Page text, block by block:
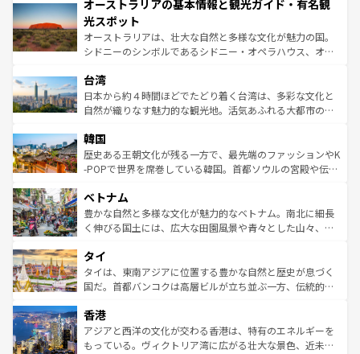
部のニューオーリンズでは、音楽と美食が融合した独特の
文化が魅力。旅行者はアメリカの各地域で異なる魅力を楽
しみながら、その多様性と豊かな歴史を感じることができ
るだろう。車でのロードトリップや列車の旅も、アメリカ
情報は
ワイ島は見逃せない。また、定番の観光地といえばオアフ
島だが、静かな自然を求めるならマウイ島やカウアイ島が
おすすめ。エメラルドグリーンに輝く海をはじめ、豊かな
文化や歴史が息づいている。「アロハスピリット」と呼ば
人々、おいしいローカルフードやハワイアンミュージッ
ク、伝統的なフラダンスなど、すべてがハワイの魅力を彩
っている。訪れるたびに新しい発見と感動が待っているハ
はコンテンツ一覧
オーストラリアの基本情報と観光ガイド・有名観
光スポット
オーストラリアは、壮大な自然と多様な文化が魅力の国。
シドニーのシンボルであるシドニー・オペラハウス、オー
リアリーフや大陸中央部にそびえるウルル（エアーズロッ
ク）、タスマニアの美しい原生林やケアンズの熱帯雨林な
ど、見どころがたくさん。また、カフェやワイン、オージ
いる。アクティビティも充実しており、サーフィンやダイ
ビング、ハイキングなど、アウトドア好きにはたまらな
い。オーストラリアの多彩な魅力を存分に味わいつくそ
参照してほしい。
台湾
日本から約４時間ほどでたどり着く台湾は、多彩な文化と
自然が織りなす魅力的な観光地。活気あふれる大都市の台
ン）、静ひつな山岳地帯である台湾東部など、都市の喧騒
と山間の静けさが共存しており、訪れる人に新しい発見と
驚きをもたらしてくれる。また、奥深い台湾の食文化も魅
容にもいいと評判のスイーツなど、バラエティ豊かな料理
が味わえる。 なお、新着の台湾情報は コンテンツ一覧を参
照してほしい。
韓国
歴史ある王朝文化が残る一方で、最先端のファッションやK
-POPで世界を席巻している韓国。首都ソウルの宮殿や伝統
き、地方に足を延ばせば四季折々の自然美を楽しむことが
できる。そして、キムチや焼肉、絶品のストリートフード
まで、さまざまな韓国料理が待っている。夜には、韓国な
リティに包まれながら、韓国の多彩な魅力を心ゆくまで味
わってみてほしい。 なお、新着の韓国情報はコンテンツ一
覧を参照してほしい。
ベトナム
豊かな自然と多様な文化が魅力的なベトナム。南北に細長
く伸びる国土には、広大な田園風景や青々とした山々、世
急速な発展と共に伝統が息づく。ハノイの古い町並みやホ
ーチミン市のフランス統治時代の建物も、独特の雰囲気を
醸し出している。また、バラエティの豊かさとおいしさで
とつ。フォーやバインミー、ベトナムコーヒーなどは、ぜ
ひ現地で味わいたい。どの地域を訪れてもあたたかい人々
が旅行者を迎えてくれるので、きっと忘れられない旅にな
タイ
タイは、東南アジアに位置する豊かな自然と歴史が息づく
国だ。首都バンコクは高層ビルが立ち並ぶ一方、伝統的な
の活気が交差している。北部ではチェンマイなどの山岳地
帯で自然と触れ合い、南部ではプーケットやクラビの美し
いビーチでリゾート気分を楽しむことができる。タイ料理
香港
アジアと西洋の文化が交わる香港は、特有のエネルギーを
もっている。ヴィクトリア湾に広がる壮大な景色、近未来